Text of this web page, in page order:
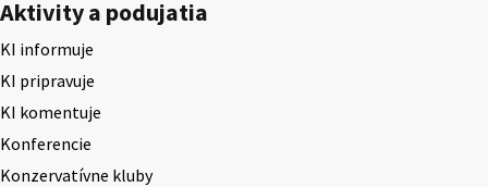
Aktivity a podujatia
KI informuje
KI pripravuje
KI komentuje
Konferencie
Konzervatívne kluby